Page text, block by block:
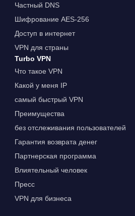
Частный DNS
Шифрование AES-256
Доступ в интернет
VPN для страны
Turbo VPN
Что такое VPN
Какой у меня IP
самый быстрый VPN
Преимущества
без отслеживания пользователей
Гарантия возврата денег
Партнерская программа
Влиятельный человек
Пресс
VPN для бизнеса